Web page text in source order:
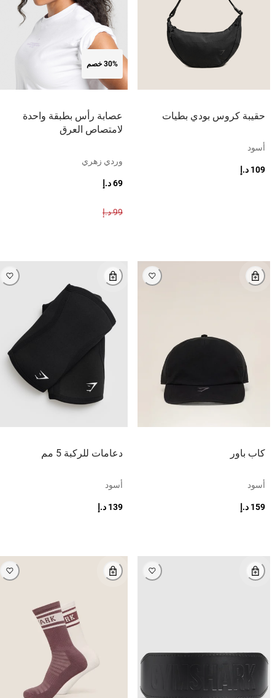
حقيبة كروس بودي بطيات
أسود
109 د.إ
30% خصم
عصابة رأس بطبقة واحدة
لامتصاص العرق
وردي زهري
69 د.إ
99 د.إ
كاب باور
أسود
159 د.إ
دعامات للركبة 5 مم
أسود
139 د.إ